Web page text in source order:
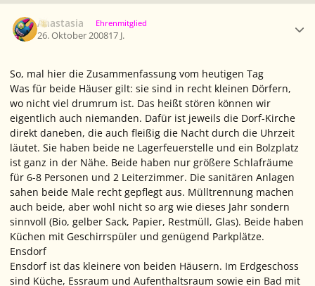
Anastasia Ehrenmitglied
26. Oktober 200817 J.
So, mal hier die Zusammenfassung vom heutigen Tag
Was für beide Häuser gilt: sie sind in recht kleinen Dörfern,
wo nicht viel drumrum ist. Das heißt stören können wir
eigentlich auch niemanden. Dafür ist jeweils die Dorf-Kirche
direkt daneben, die auch fleißig die Nacht durch die Uhrzeit
läutet. Sie haben beide ne Lagerfeuerstelle und ein Bolzplatz
ist ganz in der Nähe. Beide haben nur größere Schlafräume
für 6-8 Personen und 2 Leiterzimmer. Die sanitären Anlagen
sahen beide Male recht gepflegt aus. Mülltrennung machen
auch beide, aber wohl nicht so arg wie dieses Jahr sondern
sinnvoll (Bio, gelber Sack, Papier, Restmüll, Glas). Beide haben
Küchen mit Geschirrspüler und genügend Parkplätze.
Ensdorf
Ensdorf ist das kleinere von beiden Häusern. Im Erdgeschoss
sind Küche, Essraum und Aufenthaltsraum sowie ein Bad mit